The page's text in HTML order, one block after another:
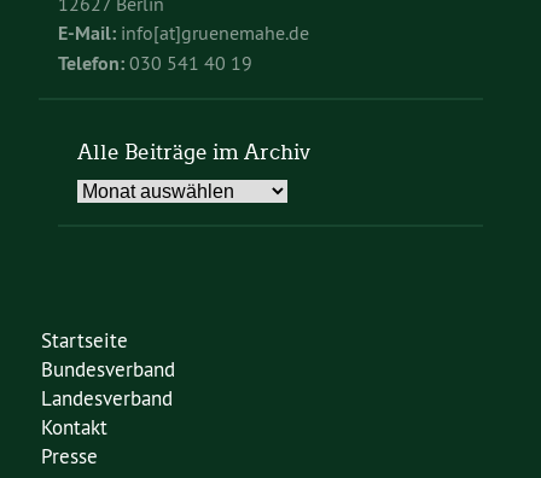
E-Mail: info[at]gruenemahe.de
Telefon: 030 541 40 19
Alle Beiträge im Archiv
Alle
Startseite
Bundesverband
Landesverband
Kontakt
Presse